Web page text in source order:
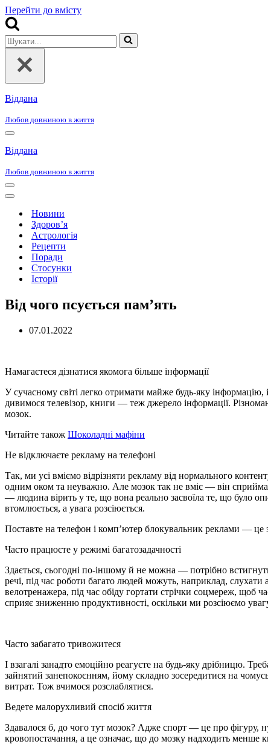
Перейти до вмісту
Шукати...
Віддана
Любов довжиною в життя
Меню
навігації
Віддана
Любов довжиною в життя
Меню
навігації
Меню
навігаціїНовини
Здоров’я
Астрологія
Рецепти
Поради
Стосунки
Історії
Від чого псується пам’ять
07.01.2022
Намагаєтеся дізнатися якомога більше інформації
У сучасному світі легко отримати майже будь-яку
дивимося телевізор, книги — теж джерело інформації.
мозок.
Читайте також Шоколадні мафіни
Не відключаєте рекламу на телефоні
Так, ми усі вміємо відрізняти рекламу від нормального
одним оком та неуважно. Але мозок так не вміє — він
— людина вірить у те, що вона реально засвоїла те, що було
втомлюється, а увага розсіюється.
Поставте на телефон і комп’ютер блокувальник реклами — це
Часто працюєте у режимі багатозадачності
Здається, сьогодні по-іншому й не можна — потрібно
речі, під час роботи багато людей можуть, наприклад, слухати
велотренажера, під час обіду гортати стрічки соцмереж,
сприяє зниженню продуктивності, оскільки ми розсіюємо
Часто забагато тривожитеся
І взагалі занадто емоційно реагуєте на будь-яку дрібницю.
зайнятий занепокоєнням, йому складно зосередитися на
витрат. Тож вчимося розслаблятися.
Ведете малорухливий спосіб життя
Здавалося б, до чого тут мозок? Адже спорт — це про фігуру,
кровопостачання, а це означає, що до мозку надходить менше